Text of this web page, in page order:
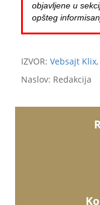
objavljene u
opšteg
IZVOR: Vebsajt
Naslov: Redakcija